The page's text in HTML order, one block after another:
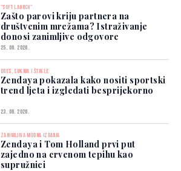
"SOFT LAUNCH"
Zašto parovi kriju partnera na
društvenim mrežama? Istraživanje
donosi zanimljive odgovore
25. 06. 2026.
DRES, SUKNJA I ŠTIKLE
Zendaya pokazala kako nositi sportski
trend ljeta i izgledati besprijekorno
23. 06. 2026.
ZANIMLJIVA MODNA IZDANJA
Zendaya i Tom Holland prvi put
zajedno na crvenom tepihu kao
supružnici